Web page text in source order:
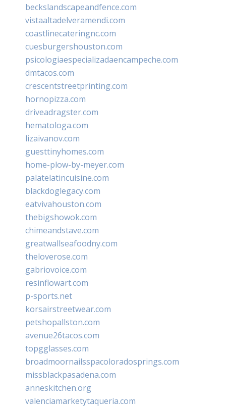
beckslandscapeandfence.com
vistaaltadelveramendi.com
coastlinecateringnc.com
cuesburgershouston.com
psicologiaespecializadaencampeche.com
dmtacos.com
crescentstreetprinting.com
hornopizza.com
driveadragster.com
hematologa.com
lizaivanov.com
guesttinyhomes.com
home-plow-by-meyer.com
palatelatincuisine.com
blackdoglegacy.com
eatvivahouston.com
thebigshowok.com
chimeandstave.com
greatwallseafoodny.com
theloverose.com
gabriovoice.com
resinflowart.com
p-sports.net
korsairstreetwear.com
petshopallston.com
avenue26tacos.com
topgglasses.com
broadmoornailsspacoloradosprings.com
missblackpasadena.com
anneskitchen.org
valenciamarketytaqueria.com